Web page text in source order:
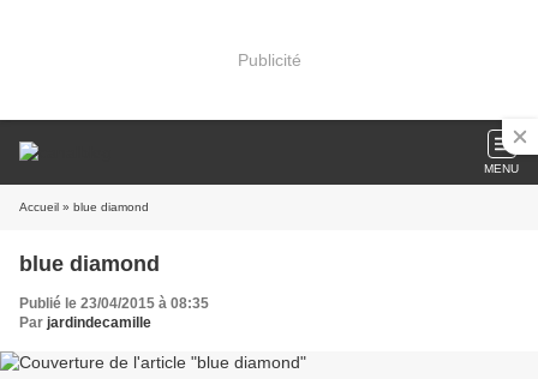
Publicité
MENU
Accueil » blue diamond
blue diamond
Publié le 23/04/2015 à 08:35
Par jardindecamille